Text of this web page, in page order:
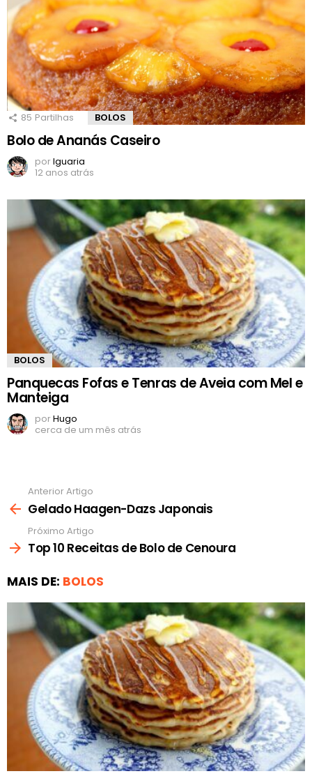
85 Partilhas BOLOS
Bolo de Ananás Caseiro
porIguaria
12 anos atrás
BOLOS
Panquecas Fofas e Tenras de Aveia com Mel e
Manteiga
porHugo
cerca de um mês atrás
mais
Anterior Artigo
Gelado Haagen-Dazs Japonais
Próximo Artigo
Top 10 Receitas de Bolo de Cenoura
MAIS DE: BOLOS